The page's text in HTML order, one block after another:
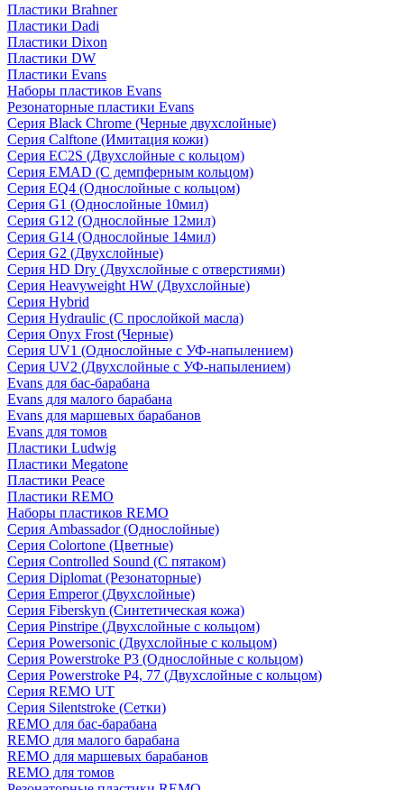
Пластики Brahner
Пластики Dadi
Пластики Dixon
Пластики DW
Пластики Evans
Наборы пластиков Evans
Резонаторные пластики Evans
Серия Black Chrome (Черные двухслойные)
Серия Calftone (Имитация кожи)
Серия EC2S (Двухслойные с кольцом)
Серия EMAD (С демпферным кольцом)
Серия EQ4 (Однослойные с кольцом)
Серия G1 (Однослойные 10мил)
Серия G12 (Однослойные 12мил)
Серия G14 (Однослойные 14мил)
Серия G2 (Двухслойные)
Серия HD Dry (Двухслойные с отверстиями)
Серия Heavyweight HW (Двухслойные)
Серия Hybrid
Серия Hydraulic (С прослойкой масла)
Серия Onyx Frost (Черные)
Серия UV1 (Однослойные с УФ-напылением)
Серия UV2 (Двухслойные с УФ-напылением)
Evans для бас-барабана
Evans для малого барабана
Evans для маршевых барабанов
Evans для томов
Пластики Ludwig
Пластики Megatone
Пластики Peace
Пластики REMO
Наборы пластиков REMO
Серия Ambassador (Однослойные)
Серия Colortone (Цветные)
Серия Controlled Sound (С пятаком)
Серия Diplomat (Резонаторные)
Серия Emperor (Двухслойные)
Серия Fiberskyn (Синтетическая кожа)
Серия Pinstripe (Двухслойные с кольцом)
Серия Powersonic (Двухслойные с кольцом)
Серия Powerstroke P3 (Однослойные с кольцом)
Серия Powerstroke P4, 77 (Двухслойные с кольцом)
Серия REMO UT
Серия Silentstroke (Сетки)
REMO для бас-барабана
REMO для малого барабана
REMO для маршевых барабанов
REMO для томов